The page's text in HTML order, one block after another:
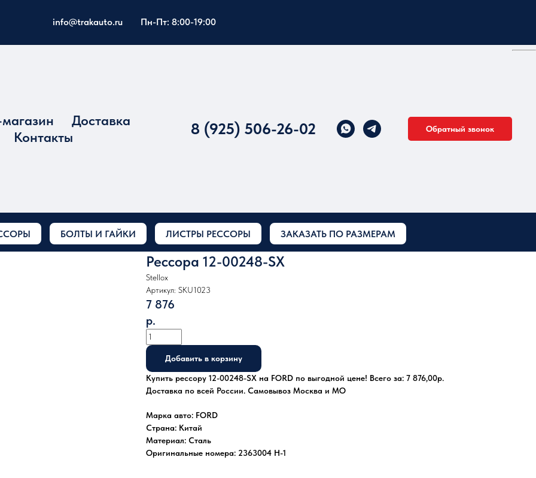
info@trakauto.ru Пн-Пт: 8:00-19:00
Доставка
Контакты
8 (925) 506-26-02 Обратный звонок
БОЛТЫ И ГАЙКИ ЛИСТРЫ РЕССОРЫ ЗАКАЗАТЬ ПО РАЗМЕРАМ
Рессора 12-00248-SX
Stellox
Артикул: SKU1023
7 876
р.
Добавить в корзину
Купить рессору 12-00248-SX на FORD по выгодной цене! Всего за: 7 876,00р.
Доставка по всей России. Самовывоз Москва и МО
Марка авто: FORD
Страна: Китай
Материал: Сталь
Оригинальные номера: 2363004 H-1